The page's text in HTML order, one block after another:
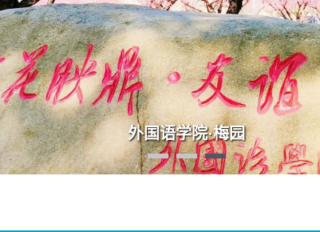
“数智·语言·未来：AI时代外语学科发